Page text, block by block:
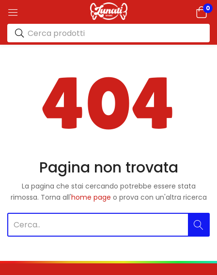
0
404
Pagina non trovata
La pagina che stai cercando potrebbe essere stata
rimossa. Torna all'home page o prova con un'altra ricerca